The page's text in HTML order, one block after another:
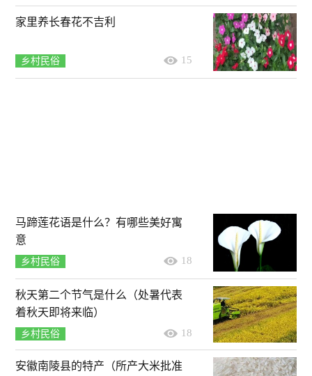
家里养长春花不吉利
乡村民俗 15
马蹄莲花语是什么？有哪些美好寓
意
乡村民俗 18
秋天第二个节气是什么（处暑代表
着秋天即将来临）
乡村民俗 18
安徽南陵县的特产（所产大米批准